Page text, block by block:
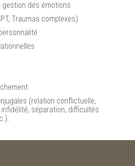
gestion des émotions
Traumas complexes)
(relation conflictuelle,
séparation, difficultés